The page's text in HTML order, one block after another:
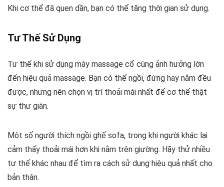
Khi cơ thể đã quen dần, bạn có thể tăng thời gian sử dụng.
Tư Thế Sử Dụng
Tư thế khi sử dụng máy massage cổ cũng ảnh hưởng lớn
đến hiệu quả massage. Bạn có thể ngồi, đứng hay nằm đều
được, nhưng nên chọn vị trí thoải mái nhất để cơ thể thật
sự thư giãn.
Một số người thích ngồi ghế sofa, trong khi người khác lại
cảm thấy thoải mái hơn khi nằm trên giường. Hãy thử nhiều
tư thế khác nhau để tìm ra cách sử dụng hiệu quả nhất cho
bản thân.